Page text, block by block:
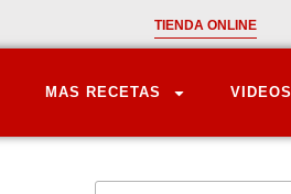
TIENDA ONLINE
MAS RECETAS VIDEOS